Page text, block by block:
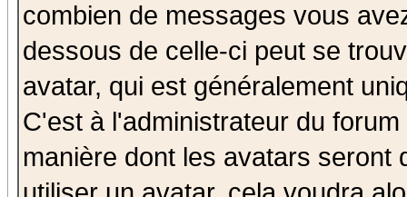
combien de messages vous
dessous de celle-ci peut se
avatar, qui est généralement
C'est à l'administrateur du
manière dont les avatars seront